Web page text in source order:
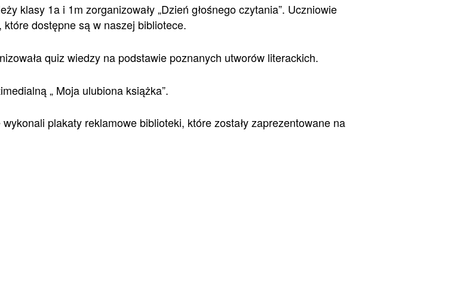
klasy 1a i 1m zorganizowały „Dzień głośnego czytania”. Uczniowie
dostępne są w naszej bibliotece.
quiz wiedzy na podstawie poznanych utworów literackich.
„ Moja ulubiona książka”.
plakaty reklamowe biblioteki, które zostały zaprezentowane na